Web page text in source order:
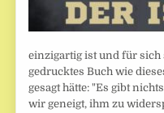
einzigartig ist und für sich
gedrucktes Buch wie
gesagt hätte: "Es gibt
wir geneigt, ihm zu